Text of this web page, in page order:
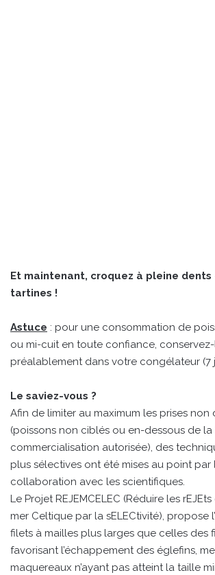
Et maintenant, croquez à pleine
tartines !
Astuce : pour une consommation de
ou mi-cuit en toute confiance,
préalablement dans votre congélateur (7
Le saviez-vous ?
Afin de limiter au maximum les prises non
(poissons non ciblés ou en-dessous de
commercialisation autorisée), des
plus sélectives ont été mises au point par
collaboration avec les scientifiques.
Le Projet REJEMCELEC (Réduire les
mer Celtique par la sELECtivité), propose
filets à mailles plus larges que celles des
favorisant l’échappement des églefins,
maquereaux n’ayant pas atteint la taille